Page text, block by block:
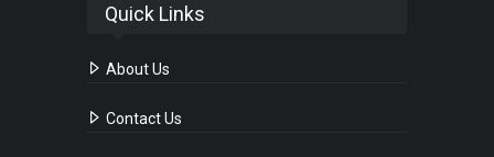
Quick Links
About Us
Contact Us